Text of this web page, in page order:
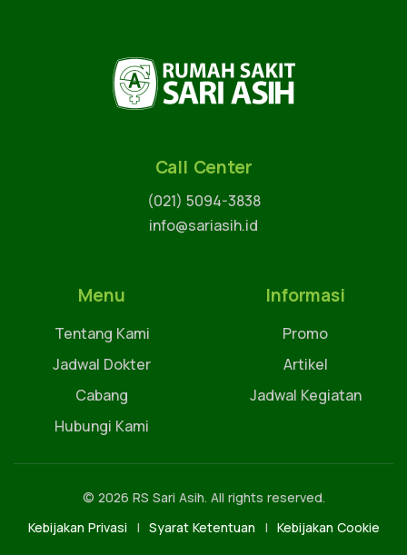
Call Center
(021) 5094-3838
info@sariasih.id
Menu
Tentang Kami
Jadwal Dokter
Cabang
Hubungi Kami
Informasi
Promo
Artikel
Jadwal Kegiatan
© 2026 RS Sari Asih. All rights reserved.
Kebijakan Privasi
| Syarat Ketentuan | Kebijakan Cookie